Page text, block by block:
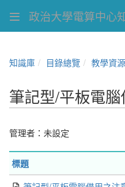
政治大學電算中心
知識庫 目錄總覽 教學資源
筆記型/平板電腦
管理者：未設定
標題